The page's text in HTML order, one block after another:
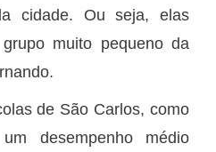
cidade. Ou seja, elas
muito pequeno da
de São Carlos, como
desempenho médio